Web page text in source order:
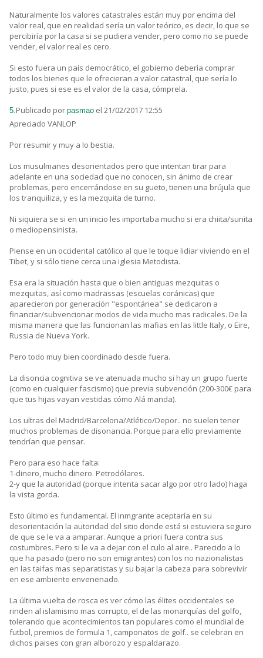
Naturalmente los valores catastrales están muy por encima del
valor real, que en realidad sería un valor teórico, es decir, lo que se
percibiría por la casa si se pudiera vender, pero como no se puede
vender, el valor real es cero.
Si esto fuera un país democrático, el gobierno debería comprar
todos los bienes que le ofrecieran a valor catastral, que sería lo
justo, pues si ese es el valor de la casa, cómprela.
5.Publicado por pasmao el 21/02/2017 12:55
Apreciado VANLOP
Por resumir y muy a lo bestia.
Los musulmanes desorientados pero que intentan tirar para
adelante en una sociedad que no conocen, sin ánimo de crear
problemas, pero encerrándose en su gueto, tienen una brújula que
los tranquiliza, y es la mezquita de turno.
Ni siquiera se si en un inicio les importaba mucho si era chiita/sunita
o mediopensinista.
Piense en un occidental católico al que le toque lidiar viviendo en el
Tibet, y si sólo tiene cerca una iglesia Metodista.
Esa era la situación hasta que o bien antiguas mezquitas o
mezquitas, así como madrassas (escuelas coránicas) que
aparecieron por generación "espontánea" se dedicaron a
financiar/subvencionar modos de vida mucho mas radicales. De la
misma manera que las funcionan las mafias en las little Italy, o Eire,
Russia de Nueva York.
Pero todo muy bien coordinado desde fuera.
La disoncia cognitiva se ve atenuada mucho si hay un grupo fuerte
(como en cualquier fascismo) que previa subvención (200-300€ para
que tus hijas vayan vestidas cómo Alá manda).
Los ultras del Madrid/Barcelona/Atlético/Depor.. no suelen tener
muchos problemas de disonancia. Porque para ello previamente
tendrían que pensar.
Pero para eso hace falta:
1-dinero, mucho dinero. Petrodólares.
2-y que la autoridad (porque intenta sacar algo por otro lado) haga
la vista gorda.
Esto último es fundamental. El inmgrante aceptaría en su
desorientación la autoridad del sitio donde está si estuviera seguro
de que se le va a amparar. Aunque a priori fuera contra sus
costumbres. Pero si le va a dejar con el culo al aire.. Parecido a lo
que ha pasado (pero no son emigrantes) con los no nazionalistas
en las taifas mas separatistas y su bajar la cabeza para sobrevivir
en ese ambiente envenenado.
La última vuelta de rosca es ver cómo las élites occidentales se
rinden al islamismo mas corrupto, el de las monarquías del golfo,
tolerando que acontecimientos tan populares como el mundial de
futbol, premios de formula 1, camponatos de golf.. se celebran en
dichos paises con gran alborozo y espaldarazo.